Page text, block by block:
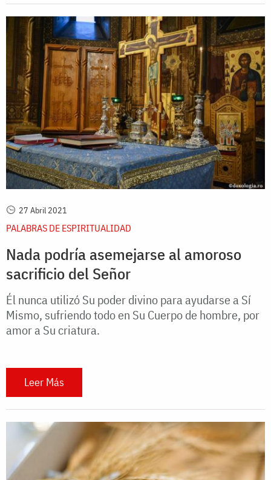
27 Abril 2021
PALABRAS DE ESPIRITUALIDAD
Nada podría asemejarse al amoroso
sacrificio del Señor
Él nunca utilizó Su poder divino para ayudarse a Sí
Mismo, sufriendo todo en Su Cuerpo de hombre, por
amor a Su criatura.
Leer Más